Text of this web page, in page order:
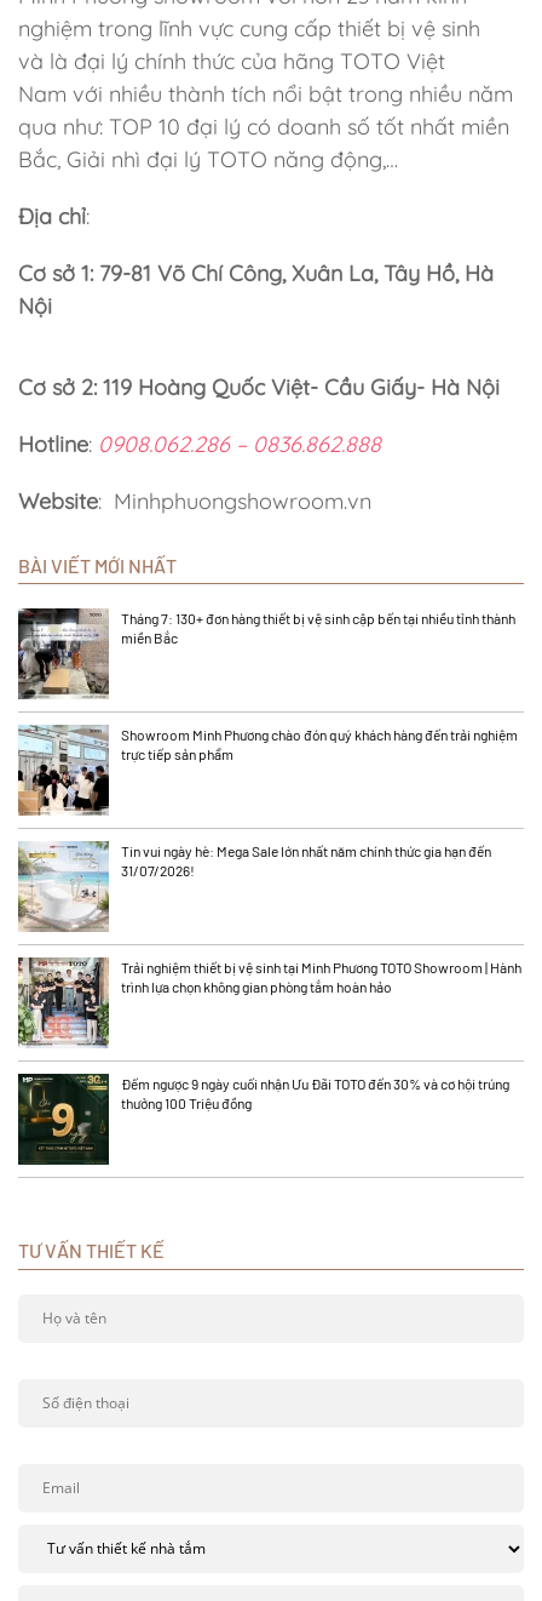
nghiệm trong lĩnh vực cung cấp thiết bị vệ sinh
và là đại lý chính thức của hãng TOTO Việt
Nam với nhiều thành tích nổi bật trong nhiều năm
qua như: TOP 10 đại lý có doanh số tốt nhất miền
Bắc, Giải nhì đại lý TOTO năng động,…
Địa chỉ:
Cơ sở 1: 79-81 Võ Chí Công, Xuân La, Tây Hồ, Hà
Nội
Cơ sở 2: 119 Hoàng Quốc Việt- Cầu Giấy- Hà Nội
Hotline: 0908.062.286 – 0836.862.888
Website: Minhphuongshowroom.vn
BÀI VIẾT MỚI NHẤT
Tháng 7: 130+ đơn hàng thiết bị vệ sinh cập bến tại nhiều tỉnh thành
miền Bắc
Showroom Minh Phương chào đón quý khách hàng đến trải nghiệm
trực tiếp sản phẩm
Tin vui ngày hè: Mega Sale lớn nhất năm chính thức gia hạn đến
31/07/2026!
Trải nghiệm thiết bị vệ sinh tại Minh Phương TOTO Showroom | Hành
trình lựa chọn không gian phòng tắm hoàn hảo
Đếm ngược 9 ngày cuối nhận Ưu Đãi TOTO đến 30% và cơ hội trúng
thưởng 100 Triệu đồng
TƯ VẤN THIẾT KẾ